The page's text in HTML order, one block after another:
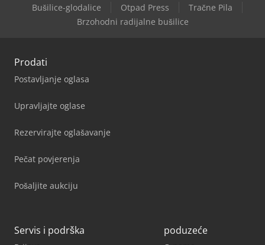
Bušilice-glodalice
Otpad Press
Tračne Pila
Brzohodni radijalne bušilice
Prodati
Postavljanje oglasa
Upravljajte oglase
Rezervirajte oglašavanje
Pečat povjerenja
Pošaljite aukciju
Servis i podrška poduzeće